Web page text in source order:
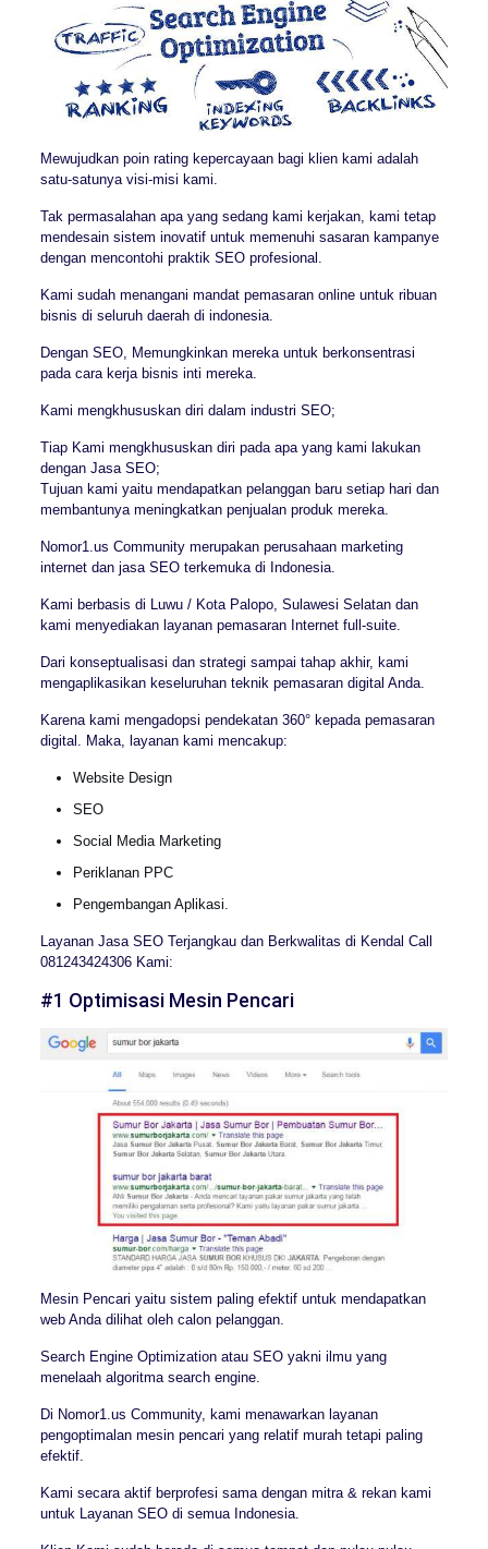
Mewujudkan poin rating kepercayaan bagi klien kami adalah
satu-satunya visi-misi kami.
Tak permasalahan apa yang sedang kami kerjakan, kami tetap
mendesain sistem inovatif untuk memenuhi sasaran kampanye
dengan mencontohi praktik SEO profesional.
Kami sudah menangani mandat pemasaran online untuk ribuan
bisnis di seluruh daerah di indonesia.
Dengan SEO, Memungkinkan mereka untuk berkonsentrasi
pada cara kerja bisnis inti mereka.
Kami mengkhususkan diri dalam industri SEO;
Tiap Kami mengkhususkan diri pada apa yang kami lakukan
dengan Jasa SEO;
Tujuan kami yaitu mendapatkan pelanggan baru setiap hari dan
membantunya meningkatkan penjualan produk mereka.
Nomor1.us Community merupakan perusahaan marketing
internet dan jasa SEO terkemuka di Indonesia.
Kami berbasis di Luwu / Kota Palopo, Sulawesi Selatan dan
kami menyediakan layanan pemasaran Internet full-suite.
Dari konseptualisasi dan strategi sampai tahap akhir, kami
mengaplikasikan keseluruhan teknik pemasaran digital Anda.
Karena kami mengadopsi pendekatan 360° kepada pemasaran
digital. Maka, layanan kami mencakup:
Website Design
SEO
Social Media Marketing
Periklanan PPC
Pengembangan Aplikasi.
Layanan Jasa SEO Terjangkau dan Berkwalitas di Kendal Call
081243424306 Kami:
#1 Optimisasi Mesin Pencari
Mesin Pencari yaitu sistem paling efektif untuk mendapatkan
web Anda dilihat oleh calon pelanggan.
Search Engine Optimization atau SEO yakni ilmu yang
menelaah algoritma search engine.
Di Nomor1.us Community, kami menawarkan layanan
pengoptimalan mesin pencari yang relatif murah tetapi paling
efektif.
Kami secara aktif berprofesi sama dengan mitra & rekan kami
untuk Layanan SEO di semua Indonesia.